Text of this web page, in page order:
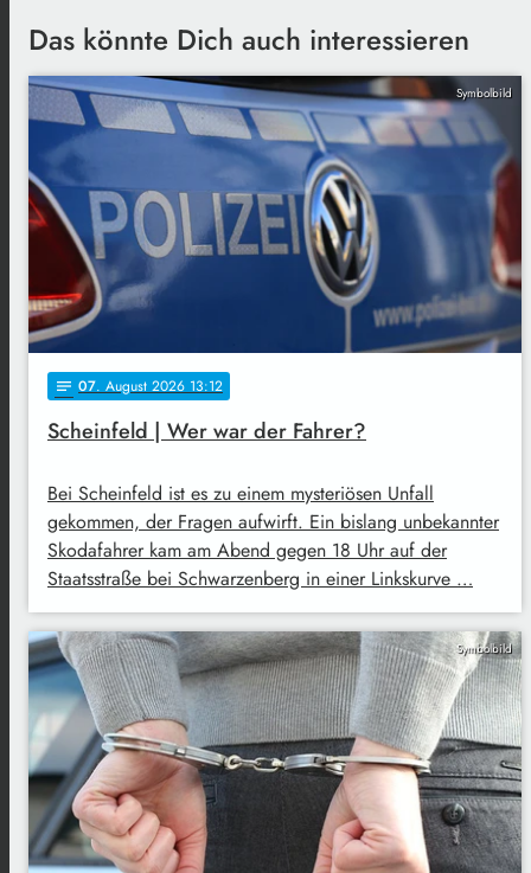
Das könnte Dich auch interessieren
Symbolbild
notes 07. August 2026 13:12
Scheinfeld | Wer war der Fahrer?
Bei Scheinfeld ist es zu einem mysteriösen Unfall
gekommen, der Fragen aufwirft. Ein bislang unbekannter
Skodafahrer kam am Abend gegen 18 Uhr auf der
Staatsstraße bei Schwarzenberg in einer Linkskurve …
Symbolbild